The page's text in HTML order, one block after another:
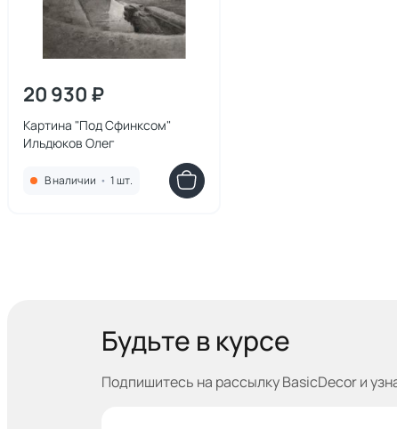
20 930 ₽
Картина "Под Сфинксом"
Ильдюков Олег
В наличии • 1 шт.
Будьте в курсе
Подпишитесь на рассылку BasicDecor и